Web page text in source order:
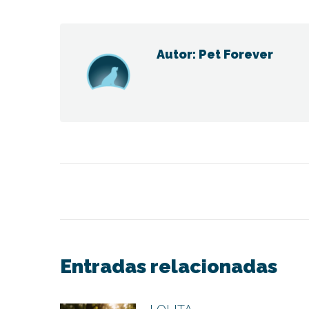
Autor: Pet Forever
entre
publicaciones
Entradas relacionadas